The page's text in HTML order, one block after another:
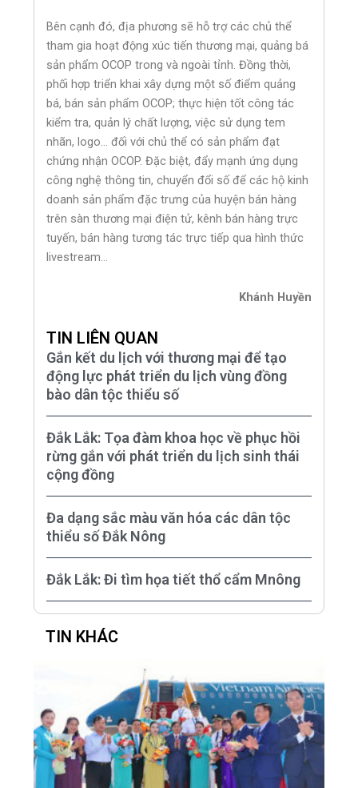
Bên cạnh đó, địa phương sẽ hỗ trợ các chủ thể
tham gia hoạt động xúc tiến thương mại, quảng bá
sản phẩm OCOP trong và ngoài tỉnh. Đồng thời,
phối hợp triển khai xây dựng một số điểm quảng
bá, bán sản phẩm OCOP; thực hiện tốt công tác
kiểm tra, quản lý chất lượng, việc sử dụng tem
nhãn, logo… đối với chủ thể có sản phẩm đạt
chứng nhận OCOP. Đặc biệt, đẩy mạnh ứng dụng
công nghệ thông tin, chuyển đổi số để các hộ kinh
doanh sản phẩm đặc trưng của huyện bán hàng
trên sàn thương mại điện tử, kênh bán hàng trực
tuyến, bán hàng tương tác trực tiếp qua hình thức
livestream…
Khánh Huyền
TIN LIÊN QUAN
Gắn kết du lịch với thương mại để tạo
động lực phát triển du lịch vùng đồng
bào dân tộc thiểu số
Đắk Lắk: Tọa đàm khoa học về phục hồi
rừng gắn với phát triển du lịch sinh thái
cộng đồng
Đa dạng sắc màu văn hóa các dân tộc
thiểu số Đắk Nông
Đắk Lắk: Đi tìm họa tiết thổ cẩm Mnông
TIN KHÁC